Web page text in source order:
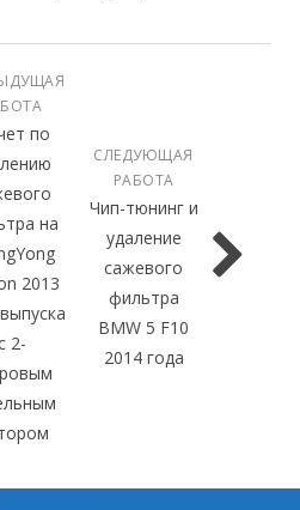
по
на
2013
2-
СЛЕДУЮЩАЯ
РАБОТА
Чип-тюнинг и
удаление
сажевого
фильтра
BMW 5 F10
2014 года